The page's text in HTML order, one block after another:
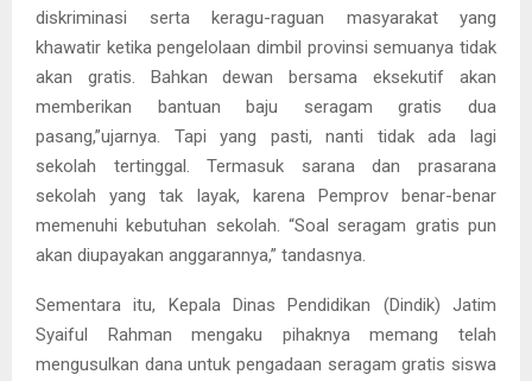
diskriminasi serta keragu-raguan masyarakat yang
khawatir ketika pengelolaan dimbil provinsi semuanya tidak
akan gratis. Bahkan dewan bersama eksekutif akan
memberikan bantuan baju seragam gratis dua
pasang,”ujarnya. Tapi yang pasti, nanti tidak ada lagi
sekolah tertinggal. Termasuk sarana dan prasarana
sekolah yang tak layak, karena Pemprov benar-benar
memenuhi kebutuhan sekolah. “Soal seragam gratis pun
akan diupayakan anggarannya,” tandasnya.
Sementara itu, Kepala Dinas Pendidikan (Dindik) Jatim
Syaiful Rahman mengaku pihaknya memang telah
mengusulkan dana untuk pengadaan seragam gratis siswa